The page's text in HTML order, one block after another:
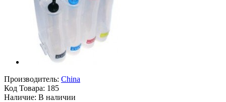
Производитель: China
Код Товара: 185
Наличие: В наличии